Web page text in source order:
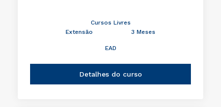
Cursos Livres
Extensão
3 Meses
EAD
Detalhes do curso